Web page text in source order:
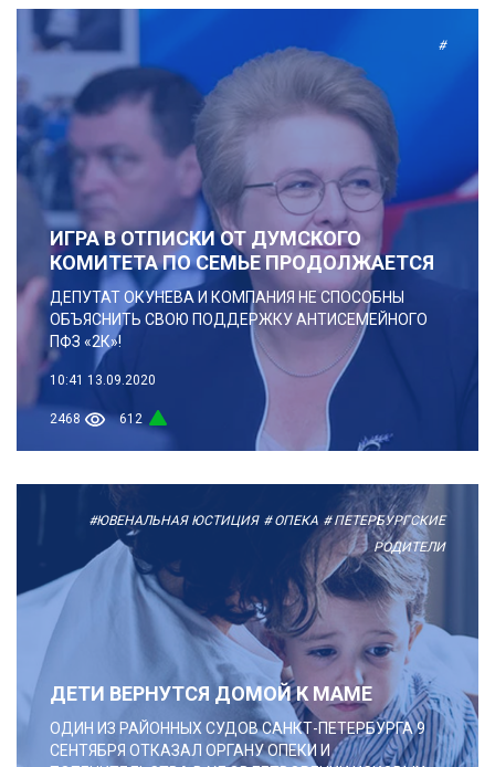
#
ИГРА В ОТПИСКИ ОТ ДУМСКОГО
КОМИТЕТА ПО СЕМЬЕ ПРОДОЛЖАЕТСЯ
ДЕПУТАТ ОКУНЕВА И КОМПАНИЯ НЕ СПОСОБНЫ
ОБЪЯСНИТЬ СВОЮ ПОДДЕРЖКУ АНТИСЕМЕЙНОГО
ПФЗ «2К»!
10:41 13.09.2020
2468 612
#ЮВЕНАЛЬНАЯ ЮСТИЦИЯ # ОПЕКА # ПЕТЕРБУРГСКИЕ
РОДИТЕЛИ
ДЕТИ ВЕРНУТСЯ ДОМОЙ К МАМЕ
ОДИН ИЗ РАЙОННЫХ СУДОВ САНКТ-ПЕТЕРБУРГА 9
СЕНТЯБРЯ ОТКАЗАЛ ОРГАНУ ОПЕКИ И